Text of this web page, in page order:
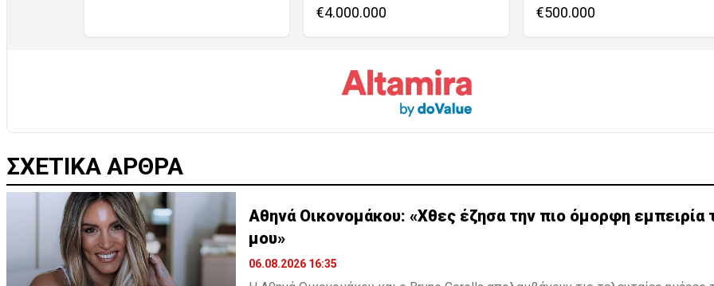
€4.000.000 €500.000
ΣΧΕΤΙΚΑ ΑΡΘΡΑ
Αθηνά Οικονομάκου: «Χθες έζησα την πιο όμορφη εμπειρία
μου»
06.08.2026 16:35